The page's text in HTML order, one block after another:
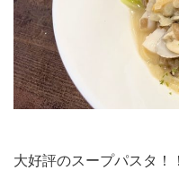
大好評のスープパスタ！